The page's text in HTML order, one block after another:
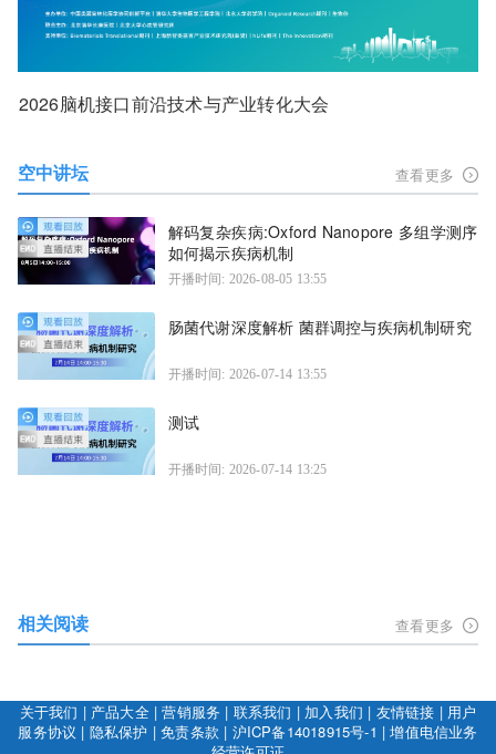
2026脑机接口前沿技术与产业转化大会
空中讲坛 查看更多
解码复杂疾病:Oxford Nanopore 多组学测序
如何揭示疾病机制
开播时间: 2026-08-05 13:55
肠菌代谢深度解析 菌群调控与疾病机制研究
开播时间: 2026-07-14 13:55
测试
开播时间: 2026-07-14 13:25
相关阅读 查看更多
关于我们 | 产品大全|营销服务 | 联系我们 | 加入我们 | 友情链接 | 用户
服务协议 | 隐私保护 |免责条款 | 沪ICP备14018915号-1 |增值电信业务